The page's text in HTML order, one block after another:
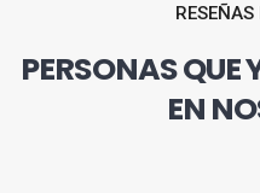
RESEÑAS
PERSONAS
EN